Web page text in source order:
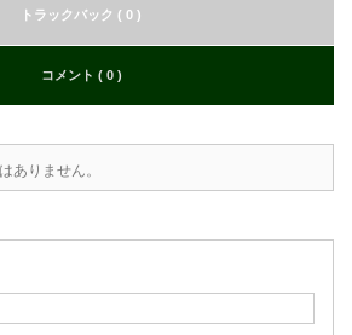
トラックバック ( 0 )
コメント ( 0 )
ありません。